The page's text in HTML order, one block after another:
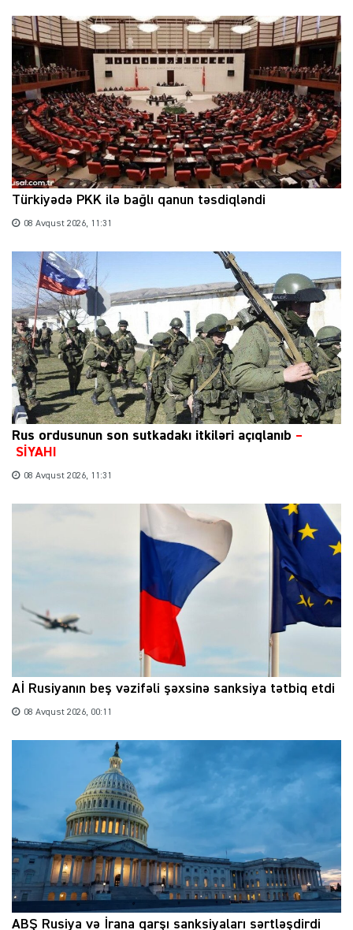
Türkiyədə PKK ilə bağlı qanun təsdiqləndi
08 Avqust 2026, 11:31
Rus ordusunun son sutkadakı itkiləri açıqlanıb –
SİYAHI
08 Avqust 2026, 11:31
Aİ Rusiyanın beş vəzifəli şəxsinə sanksiya tətbiq etdi
08 Avqust 2026, 00:11
ABŞ Rusiya və İrana qarşı sanksiyaları sərtləşdirdi